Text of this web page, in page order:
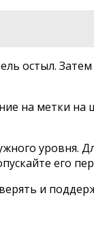
остыл.
на метки
уровня.
его
и